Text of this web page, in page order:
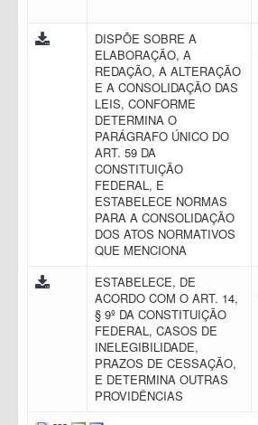
DISPÕE SOBRE A
ELABORAÇÃO, A
REDAÇÃO, A ALTERAÇÃO
E A CONSOLIDAÇÃO DAS
LEIS, CONFORME
DETERMINA O
PARÁGRAFO ÚNICO DO
ART. 59 DA
CONSTITUIÇÃO
FEDERAL, E
ESTABELECE NORMAS
PARA A CONSOLIDAÇÃO
DOS ATOS NORMATIVOS
QUE MENCIONA
ESTABELECE, DE
ACORDO COM O ART. 14,
§ 9º DA CONSTITUIÇÃO
FEDERAL, CASOS DE
INELEGIBILIDADE,
PRAZOS DE CESSAÇÃO,
E DETERMINA OUTRAS
PROVIDÊNCIAS